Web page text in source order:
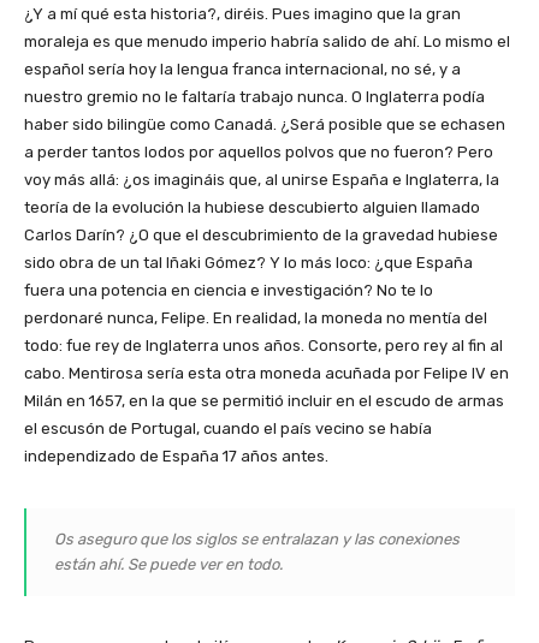
¿Y a mí qué esta historia?, diréis. Pues imagino que la gran
moraleja es que menudo imperio habría salido de ahí. Lo mismo el
español sería hoy la lengua franca internacional, no sé, y a
nuestro gremio no le faltaría trabajo nunca. O Inglaterra podía
haber sido bilingüe como Canadá. ¿Será posible que se echasen
a perder tantos lodos por aquellos polvos que no fueron? Pero
voy más allá: ¿os imagináis que, al unirse España e Inglaterra, la
teoría de la evolución la hubiese descubierto alguien llamado
Carlos Darín? ¿O que el descubrimiento de la gravedad hubiese
sido obra de un tal Iñaki Gómez? Y lo más loco: ¿que España
fuera una potencia en ciencia e investigación? No te lo
perdonaré nunca, Felipe. En realidad, la moneda no mentía del
todo: fue rey de Inglaterra unos años. Consorte, pero rey al fin al
cabo. Mentirosa sería esta otra moneda acuñada por Felipe IV en
Milán en 1657, en la que se permitió incluir en el escudo de armas
el escusón de Portugal, cuando el país vecino se había
independizado de España 17 años antes.
Os aseguro que los siglos se entralazan y las conexiones
están ahí. Se puede ver en todo.